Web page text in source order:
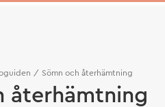
Sömn och återhämtning
återhämtning